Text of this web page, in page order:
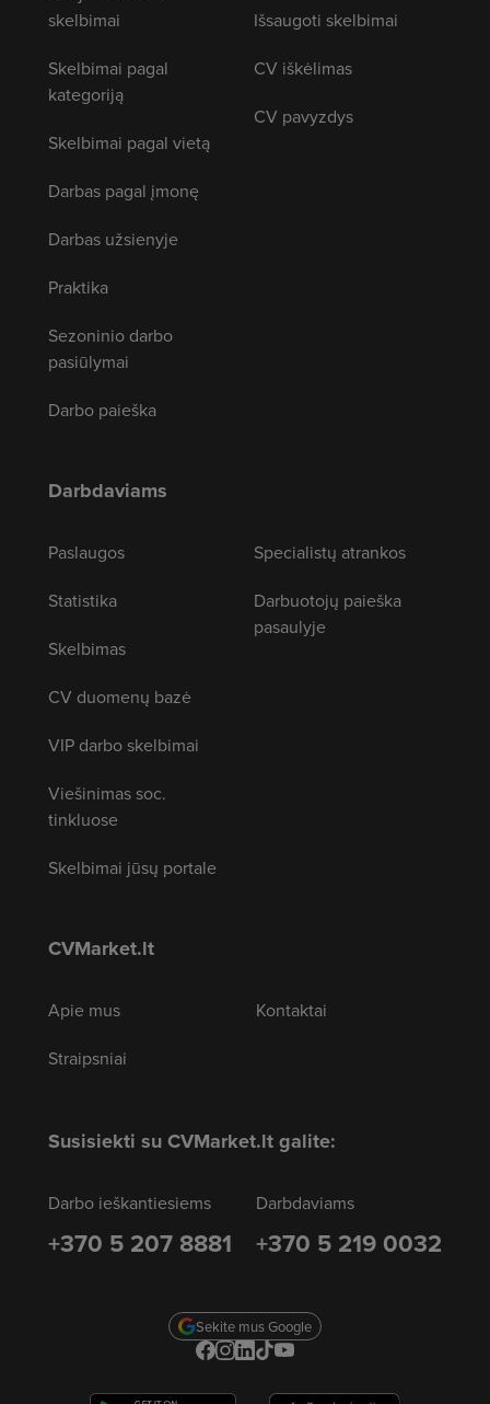
skelbimai
Skelbimai pagal
kategoriją
Skelbimai pagal vietą
Darbas pagal įmonę
Darbas užsienyje
Praktika
Sezoninio darbo
pasiūlymai
Darbo paieška
Išsaugoti skelbimai
CV iškėlimas
CV pavyzdys
Darbdaviams
Paslaugos
Statistika
Skelbimas
CV duomenų bazė
VIP darbo skelbimai
Viešinimas soc.
tinkluose
Skelbimai jūsų portale
Specialistų atrankos
Darbuotojų paieška
pasaulyje
CVMarket.lt
Apie mus
Straipsniai
Kontaktai
Susisiekti su CVMarket.lt galite:
Darbo ieškantiesiems
+370 5 207 8881
Darbdaviams
+370 5 219 0032
Sekite mus Google